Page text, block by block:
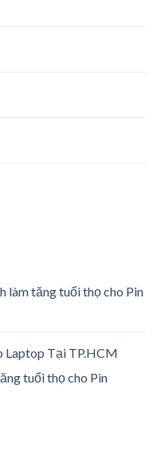
làm tăng tuổi thọ cho Pin
Laptop Tại TP.HCM
tuổi thọ cho Pin